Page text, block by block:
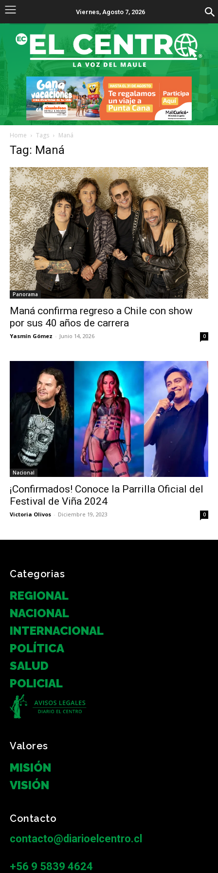
Viernes, Agosto 7, 2026
Home Tags Maná
Tag: Maná
Panorama
Maná confirma regreso a Chile con show
por sus 40 años de carrera
Yasmín Gómez - Junio 14, 2026 0
Nacional
¡Confirmados! Conoce la Parrilla Oficial del
Festival de Viña 2024
Victoria Olivos - Diciembre 19, 2023 0
Categorias
REGIONAL
NACIONAL
INTERNACIONAL
POLÍTICA
SALUD
POLICIAL
Valores
MISIÓN
VISIÓN
Contacto
contacto@diarioelcentro.cl
+56 9 5839 4624